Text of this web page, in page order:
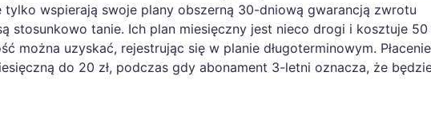
tylko wspierają swoje plany obszerną 30-dniową gwarancją zwrotu
stosunkowo tanie. Ich plan miesięczny jest nieco drogi i kosztuje 50
można uzyskać, rejestrując się w planie długoterminowym.
do 20 zł, podczas gdy abonament 3-letni oznacza, że